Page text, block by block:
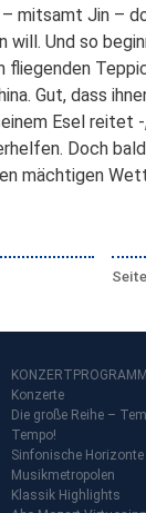
mitsamt Jin –
will. Und so
fliegenden
Gut, dass
Esel reitet
Doch
mächtigen
Konzerte
Die große Reihe –
Tempo!
Sinfonische Horizonte
Musikmetropolen
Klassik Highlights